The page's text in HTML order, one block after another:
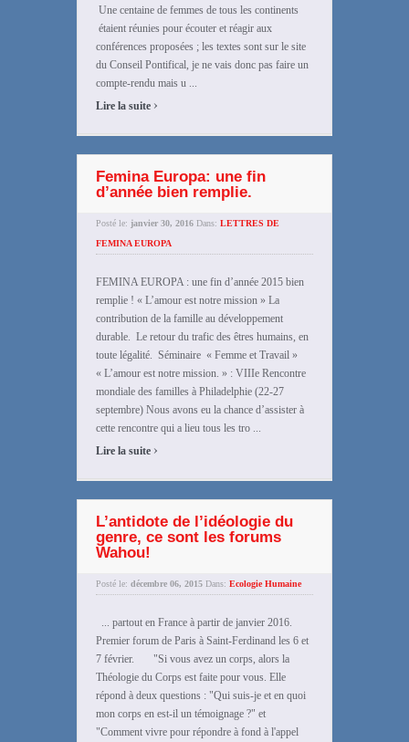
Une centaine de femmes de tous les continents
étaient réunies pour écouter et réagir aux
conférences proposées ; les textes sont sur le site
du Conseil Pontifical, je ne vais donc pas faire un
compte-rendu mais u ...
Lire la suite ›
Femina Europa: une fin
d’année bien remplie.
Posté le: janvier 30, 2016 Dans: LETTRES DE
FEMINA EUROPA
FEMINA EUROPA : une fin d’année 2015 bien
remplie ! « L’amour est notre mission » La
contribution de la famille au développement
durable. Le retour du trafic des êtres humains, en
toute légalité. Séminaire « Femme et Travail »
« L’amour est notre mission. » : VIIIe Rencontre
mondiale des familles à Philadelphie (22-27
septembre) Nous avons eu la chance d’assister à
cette rencontre qui a lieu tous les tro ...
Lire la suite ›
L’antidote de l’idéologie du
genre, ce sont les forums
Wahou!
Posté le: décembre 06, 2015 Dans: Ecologie Humaine
... partout en France à partir de janvier 2016.
Premier forum de Paris à Saint-Ferdinand les 6 et
7 février. "Si vous avez un corps, alors la
Théologie du Corps est faite pour vous. Elle
répond à deux questions : "Qui suis-je et en quoi
mon corps en est-il un témoignage ?" et
"Comment vivre pour répondre à fond à l'appel